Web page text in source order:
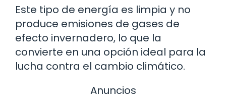
Este tipo de energía es limpia y no
produce emisiones de gases de
efecto invernadero, lo que la
convierte en una opción ideal para la
lucha contra el cambio climático.
Anuncios